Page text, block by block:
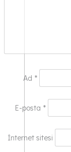
Ad *
E-posta *
İnternet sitesi